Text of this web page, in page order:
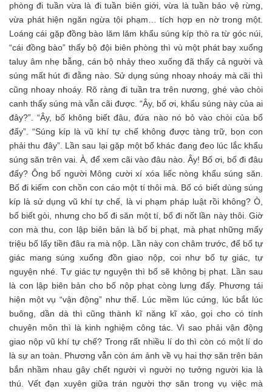
phòng đi tuần vừa là đi tuần biên giới, vừa là tuần bảo vệ rừng,
vừa phát hiện ngăn ngừa tội phạm… tích hợp en nờ trong một.
Loáng cái gặp đồng bào lăm lăm khẩu súng kíp thò ra từ góc núi,
“cái đồng bào” thấy bộ đội biên phòng thì vù một phát bay xuống
taluy âm nhẹ bẫng, cán bộ nhảy theo xuống đã thấy cả người và
súng mất hút đi đằng nào. Sử dụng súng nhoay nhoáy mà cãi thì
cũng nhoay nhoáy. Rõ ràng đi tuần tra trên nương, ghé vào chòi
canh thấy súng mà vẫn cãi được. “Ây, bố ơi, khẩu súng này của ai
đây?”. “Ây, bố không biết đâu, đứa nào nó bỏ vào chòi của bố
đấy”. “Súng kíp là vũ khí tự chế không được tàng trữ, bọn con
phải thu đây”. Lần sau lại gặp một bố khác đang đeo lúc lắc khẩu
súng săn trên vai. À, để xem cãi vào đâu nào. Ây! Bố ơi, bố đi đâu
đấy? Ông bố người Mông cười xí xóa liếc nòng khẩu súng săn.
Bố đi kiếm con chồn con cáo một tí thôi mà. Bố có biết dùng súng
kíp là sử dụng vũ khí tự chế, là vi phạm pháp luật rồi không? Ò,
bố biết gòi, nhưng cho bố đi săn một tí, bố đi nốt lần này thôi. Giờ
con mà thu, con lập biên bản là bố bị phạt, mà phạt những mấy
triệu bố lấy tiền đâu ra mà nộp. Lần này con châm trước, để bố tự
giác mang súng xuống đồn giao nộp, coi như bố tự giác, tự
nguyện nhé. Tự giác tự nguyện thì bố sẽ không bị phạt. Lần sau
là con lập biên bản cho bố nộp phạt còng lưng đấy. Phương tái
hiện một vụ “vận động” như thế. Lúc mềm lúc cứng, lúc bắt lúc
buông, dần dà thì cũng thành kĩ năng kĩ xảo, gọi cho có tính
chuyên môn thì là kinh nghiệm công tác. Vì sao phải vận động
giao nộp vũ khí tự chế? Trong rất nhiều lí do thì còn có một lí do
là sự an toàn. Phương vẫn còn ám ảnh về vụ hai thợ săn trên bản
bắn nhầm nhau gây chết người vì người nọ tưởng người kia là
thú. Vết đạn xuyên giữa trán người thợ săn trong vụ việc mà